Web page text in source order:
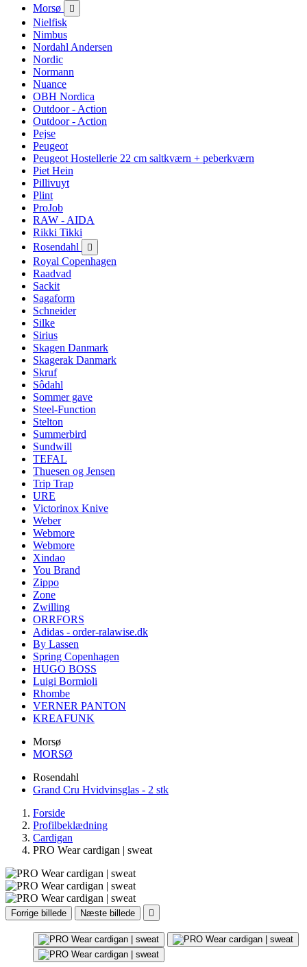
Morsø

Nielfisk
Nimbus
Nordahl Andersen
Nordic
Normann
Nuance
OBH Nordica
Outdoor - Action
Outdoor - Action
Pejse
Peugeot
Peugeot Hostellerie 22 cm saltkværn + peberkværn
Piet Hein
Pillivuyt
Plint
ProJob
RAW - AIDA
Rikki Tikki
Rosendahl

Royal Copenhagen
Raadvad
Sackit
Sagaform
Schneider
Silke
Sirius
Skagen Danmark
Skagerak Danmark
Skruf
Sôdahl
Sommer gave
Steel-Function
Stelton
Summerbird
Sundwill
TEFAL
Thuesen og Jensen
Trip Trap
URE
Victorinox Knive
Weber
Webmore
Webmore
Xindao
You Brand
Zippo
Zone
Zwilling
ORRFORS
Adidas - order-ralawise.dk
By Lassen
Spring Copenhagen
HUGO BOSS
Luigi Bormioli
Rhombe
VERNER PANTON
KREAFUNK
Morsø
MORSØ
Rosendahl
Grand Cru Hvidvinsglas - 2 stk
Forside
Profilbeklædning
Cardigan
PRO Wear cardigan | sweat
Forrige billede Næste billede 